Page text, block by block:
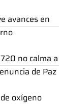
avances en
no calma a
de Paz
oxígeno